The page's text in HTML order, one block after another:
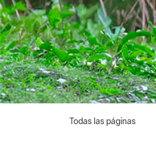
Todas las páginas